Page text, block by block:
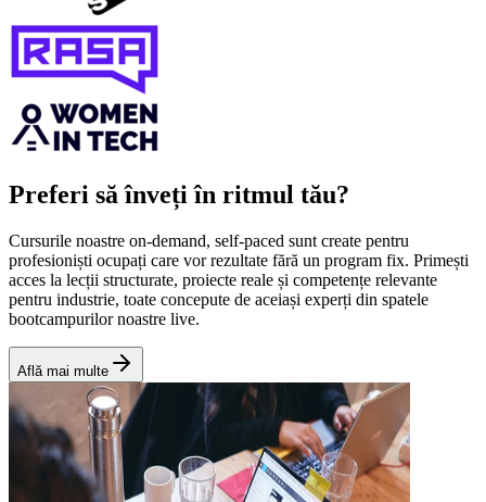
Preferi să înveți în ritmul tău?
Cursurile noastre on‑demand, self‑paced sunt create pentru
profesioniști ocupați care vor rezultate fără un program fix. Primești
acces la lecții structurate, proiecte reale și competențe relevante
pentru industrie, toate concepute de aceiași experți din spatele
bootcampurilor noastre live.
Află mai multe